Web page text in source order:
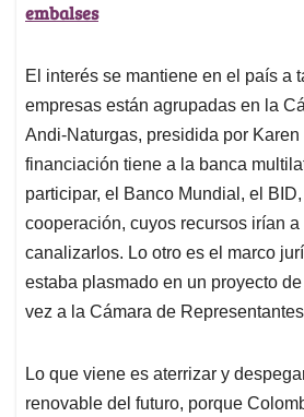
embalses
El interés se mantiene en el país a
empresas están agrupadas en la
Andi-Naturgas, presidida por Karen
financiación tiene a la banca
participar, el Banco Mundial, el
cooperación, cuyos recursos irían
canalizarlos. Lo otro es el marco
estaba plasmado en un proyecto
vez a la Cámara de
Lo que viene es aterrizar y
renovable del futuro, porque